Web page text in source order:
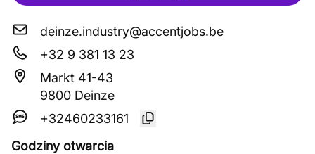
deinze.industry@accentjobs.be
+32 9 381 13 23
Markt 41-43
9800 Deinze
+32460233161
Godziny otwarcia